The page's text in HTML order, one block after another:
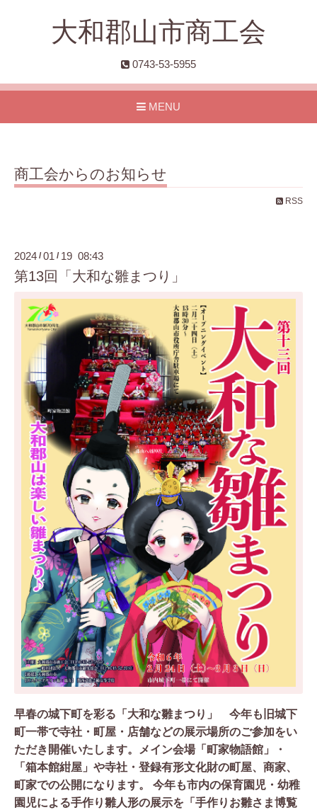
大和郡山市商工会
0743-53-5955
MENU
商工会からのお知らせ
RSS
2024 /01 / 19 08:43
第13回「大和な雛まつり」
早春の城下町を彩る「大和な雛まつり」 今年も旧城下
町一帯で寺社・町屋・店舗などの展示場所のご参加をい
ただき開催いたします。メイン会場「町家物語館」・
「箱本館紺屋」や寺社・登録有形文化財の町屋、商家、
町家での公開になります。 今年も市内の保育園児・幼稚
園児による手作り雛人形の展示を「手作りお雛さま博覧